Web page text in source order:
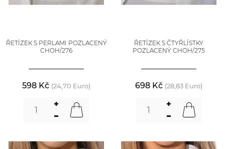
ŘETÍZEK S PERLAMI POZLACENÝ
CHOH/276
598 Kč (24,70 Euro)
ŘETÍZEK S ČTYŘLÍSTKY
POZLACENÝ CHOH/275
698 Kč (28,83 Euro)